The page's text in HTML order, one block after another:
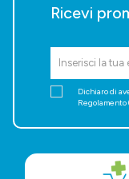
Ricevi
Dichiaro di
Regolamento